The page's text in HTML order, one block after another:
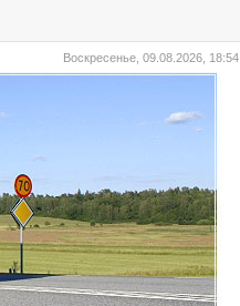
Воскресенье, 09.08.2026, 18:54